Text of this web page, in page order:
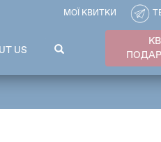
US
ФОРМА
МОЇ КВИТКИ